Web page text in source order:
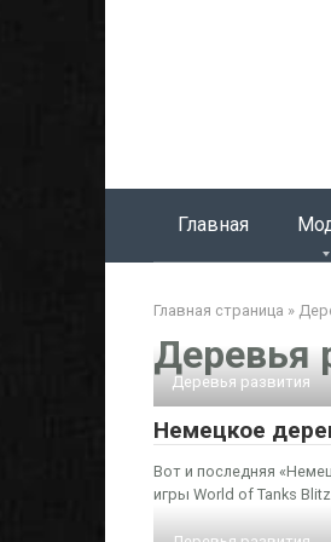
Главная
Главная страница »
Деревья
Деревья развития
Немецкое
Вот и последняя
игры World of Tanks